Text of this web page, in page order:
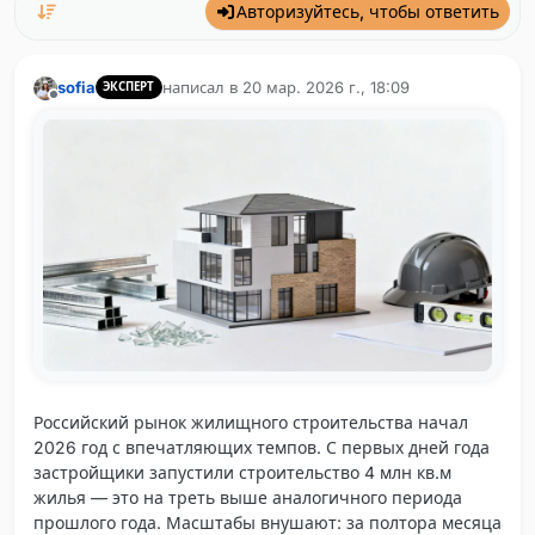
Авторизуйтесь, чтобы ответить
Не в сети
sofia ЭКСПЕРТ написал в 20 мар. 2026 г., 18:09
отредактировано
Российский рынок жилищного строительства начал
2026 год с впечатляющих темпов. С первых дней года
застройщики запустили строительство 4 млн кв.м
жилья — это на треть выше аналогичного периода
прошлого года. Масштабы внушают: за полтора месяца